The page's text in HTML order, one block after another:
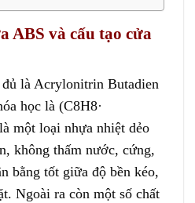
ABS và cấu tạo cửa
là Acrylonitrin Butadien
học là (C8H8·
một loại nhựa nhiệt dẻo
không thấm nước, cứng,
bằng tốt giữa độ bền kéo,
Ngoài ra còn một số chất